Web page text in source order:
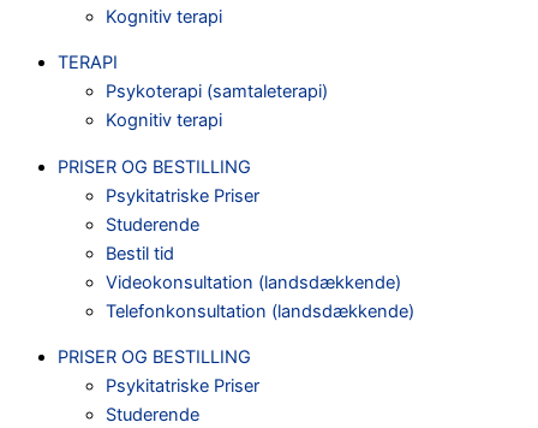
Kognitiv terapi
TERAPI
Psykoterapi (samtaleterapi)
Kognitiv terapi
PRISER OG BESTILLING
Psykitatriske Priser
Studerende
Bestil tid
Videokonsultation (landsdækkende)
Telefonkonsultation (landsdækkende)
PRISER OG BESTILLING
Psykitatriske Priser
Studerende